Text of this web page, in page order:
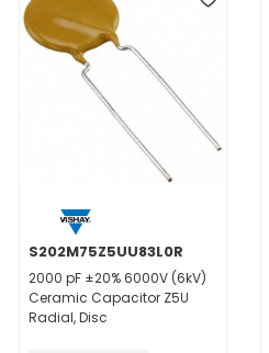
S202M75Z5UU83L0R
2000 pF ±20% 6000V (6kV)
Ceramic Capacitor Z5U
Radial, Disc